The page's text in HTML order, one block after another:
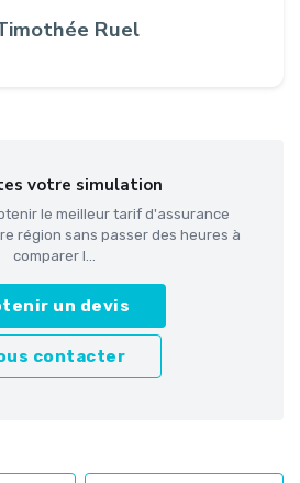
Ruel
votre simulation
le meilleur tarif d'assurance
région sans passer des heures à
comparer l...
un devis
contacter